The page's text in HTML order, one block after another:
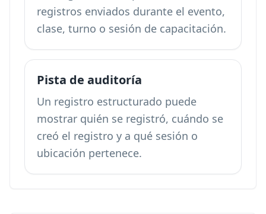
registros enviados durante el evento,
clase, turno o sesión de capacitación.
Pista de auditoría
Un registro estructurado puede
mostrar quién se registró, cuándo se
creó el registro y a qué sesión o
ubicación pertenece.